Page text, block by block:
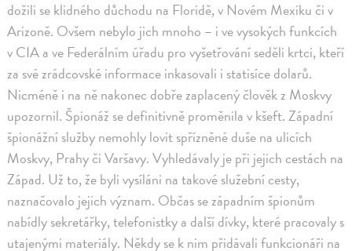
dožili se klidného důchodu na Floridě, v Novém Mexiku či v
Arizoně. Ovšem nebylo jich mnoho – i ve vysokých funkcích
v CIA a ve Federálním úřadu pro vyšetřování seděli krtci, kteří
za své zrádcovské informace inkasovali i statisíce dolarů.
Nicméně i na ně nakonec dobře zaplacený člověk z Moskvy
upozornil. Špionáž se definitivně proměnila v kšeft. Západní
špionážní služby nemohly lovit spřízněné duše na ulicích
Moskvy, Prahy či Varšavy. Vyhledávaly je při jejich cestách na
Západ. Už to, že byli vysíláni na takové služební cesty,
naznačovalo jejich význam. Občas se západním špionům
nabídly sekretářky, telefonistky a další dívky, které pracovaly s
utajenými materiály. Někdy se k nim přidávali funkcionáři na